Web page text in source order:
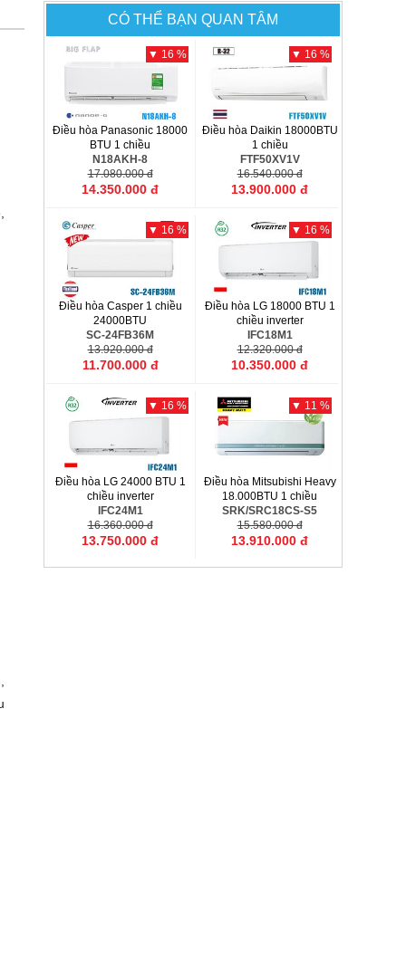
CÓ THỂ BẠN QUAN TÂM
▼ 16 %
Điều hòa Panasonic 18000
BTU 1 chiều
N18AKH-8
17.080.000 đ
14.350.000 đ
▼ 16 %
Điều hòa Daikin 18000BTU
1 chiều
FTF50XV1V
16.540.000 đ
13.900.000 đ
▼ 16 %
Điều hòa Casper 1 chiều
24000BTU
SC-24FB36M
13.920.000 đ
11.700.000 đ
▼ 16 %
Điều hòa LG 18000 BTU 1
chiều inverter
IFC18M1
12.320.000 đ
10.350.000 đ
▼ 16 %
Điều hòa LG 24000 BTU 1
chiều inverter
IFC24M1
16.360.000 đ
13.750.000 đ
▼ 11 %
Điều hòa Mitsubishi Heavy
18.000BTU 1 chiều
SRK/SRC18CS-S5
15.580.000 đ
13.910.000 đ